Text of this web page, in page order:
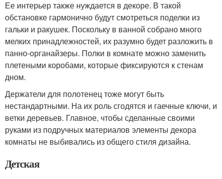
Ее интерьер также нуждается в декоре. В такой
обстановке гармонично будут смотреться поделки из
гальки и ракушек. Поскольку в ванной собрано много
мелких принадлежностей, их разумно будет разложить в
панно-органайзеры. Полки в комнате можно заменить
плетеными коробами, которые фиксируются к стенам
дном.
Держатели для полотенец тоже могут быть
нестандартными. На их роль сгодятся и гаечные ключи, и
ветки деревьев. Главное, чтобы сделанные своими
руками из подручных материалов элементы декора
комнаты не выбивались из общего стиля дизайна.
Детская